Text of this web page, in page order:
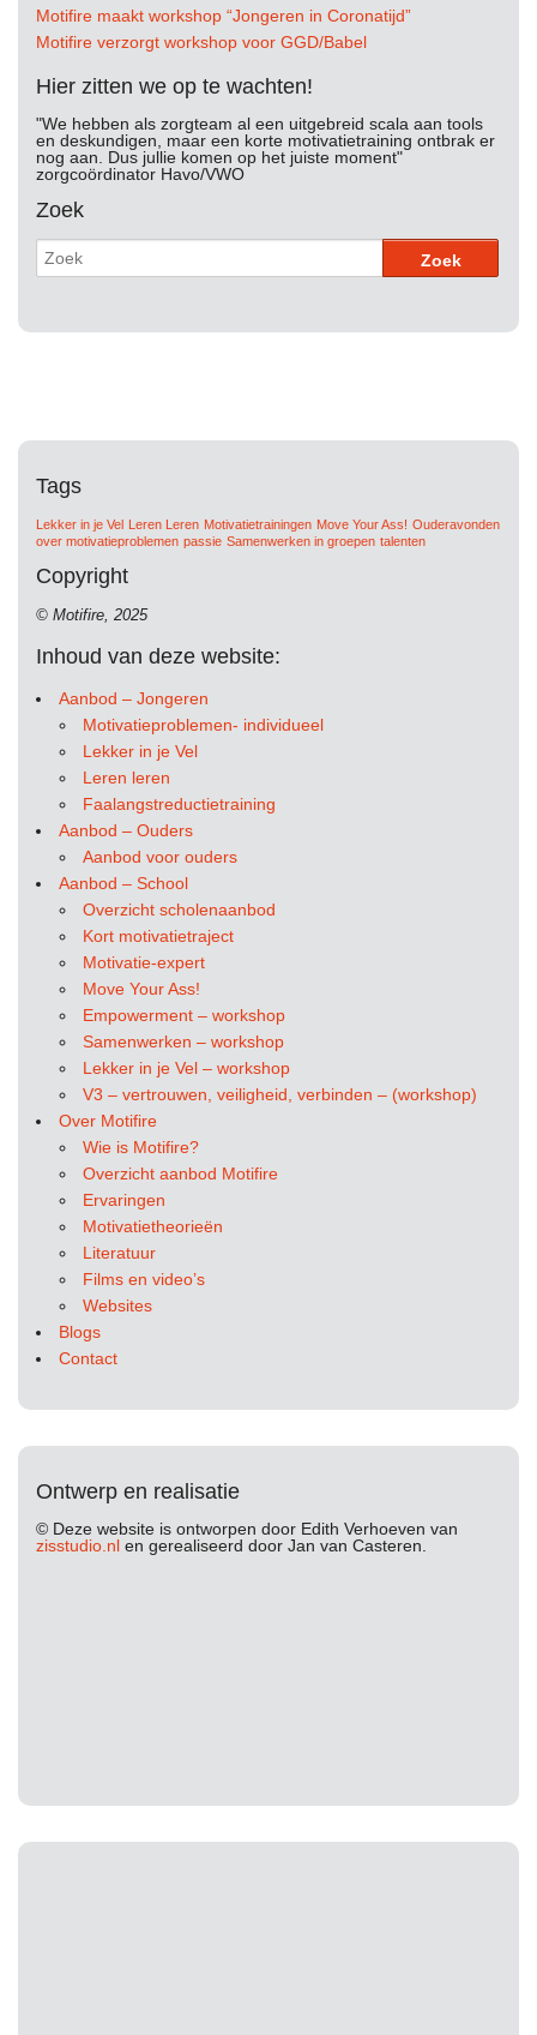
Motifire maakt workshop “Jongeren in Coronatijd”
Motifire verzorgt workshop voor GGD/Babel
Hier zitten we op te wachten!
"We hebben als zorgteam al een uitgebreid scala aan tools
en deskundigen, maar een korte motivatietraining ontbrak er
nog aan. Dus jullie komen op het juiste moment"
zorgcoördinator Havo/VWO
Zoek
Tags
Lekker in je Vel Leren Leren Motivatietrainingen Move Your Ass! Ouderavonden
over motivatieproblemen passie Samenwerken in groepen talenten
Copyright
© Motifire, 2025
Inhoud van deze website:
Aanbod – Jongeren
Motivatieproblemen- individueel
Lekker in je Vel
Leren leren
Faalangstreductietraining
Aanbod – Ouders
Aanbod voor ouders
Aanbod – School
Overzicht scholenaanbod
Kort motivatietraject
Motivatie-expert
Move Your Ass!
Empowerment – workshop
Samenwerken – workshop
Lekker in je Vel – workshop
V3 – vertrouwen, veiligheid, verbinden – (workshop)
Over Motifire
Wie is Motifire?
Overzicht aanbod Motifire
Ervaringen
Motivatietheorieën
Literatuur
Films en video’s
Websites
Blogs
Contact
Ontwerp en realisatie
© Deze website is ontworpen door Edith Verhoeven van
zisstudio.nl en gerealiseerd door Jan van Casteren.